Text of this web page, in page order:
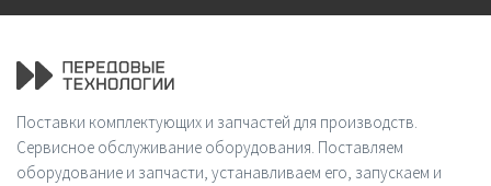
Поставки комплектующих и запчастей для производств.
Сервисное обслуживание оборудования. Поставляем
оборудование и запчасти, устанавливаем его, запускаем и